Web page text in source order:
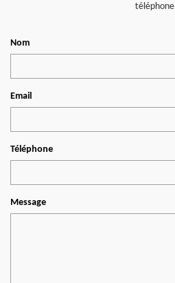
téléphone
Nom
Email
Téléphone
Message